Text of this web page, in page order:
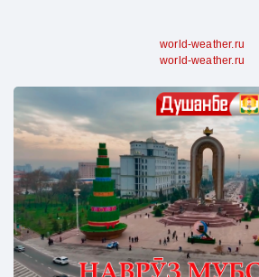
world-weather.ru
world-weather.ru